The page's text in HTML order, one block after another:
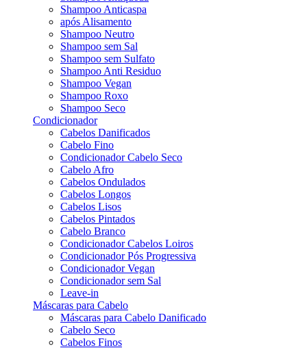
Shampoo Anticaspa
após Alisamento
Shampoo Neutro
Shampoo sem Sal
Shampoo sem Sulfato
Shampoo Anti Residuo
Shampoo Vegan
Shampoo Roxo
Shampoo Seco
Condicionador
Cabelos Danificados
Cabelo Fino
Condicionador Cabelo Seco
Cabelo Afro
Cabelos Ondulados
Cabelos Longos
Cabelos Lisos
Cabelos Pintados
Cabelo Branco
Condicionador Cabelos Loiros
Condicionador Pós Progressiva
Condicionador Vegan
Condicionador sem Sal
Leave-in
Máscaras para Cabelo
Máscaras para Cabelo Danificado
Cabelo Seco
Cabelos Finos